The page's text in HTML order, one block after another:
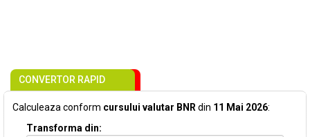
CONVERTOR RAPID
Calculeaza conform cursului valutar BNR din 11 Mai 2026:
Transforma din: